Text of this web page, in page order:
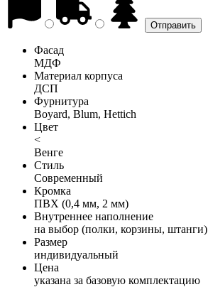
Фасад
МДФ
Материал корпуса
ДСП
Фурнитура
Boyard, Blum, Hettich
Цвет
<
Венге
Стиль
Современный
Кромка
ПВХ (0,4 мм, 2 мм)
Внутреннее наполнение
на выбор (полки, корзины, штанги)
Размер
индивидуальный
Цена
указана за базовую комплектацию